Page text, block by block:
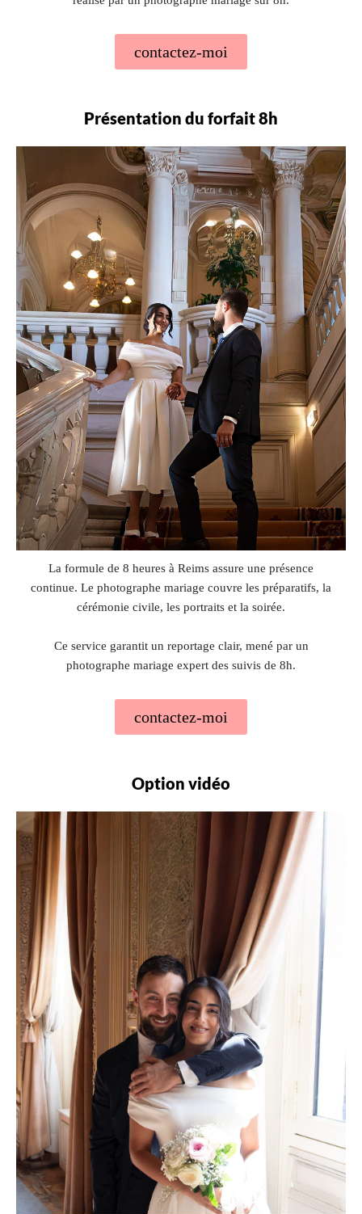
contactez-moi
Présentation du forfait 8h
La formule de 8 heures à Reims assure une présence
continue. Le photographe mariage couvre les préparatifs, la
cérémonie civile, les portraits et la soirée.
Ce service garantit un reportage clair, mené par un
photographe mariage expert des suivis de 8h.
contactez-moi
Option vidéo